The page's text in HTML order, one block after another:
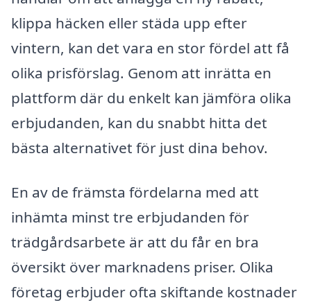
klippa häcken eller städa upp efter
vintern, kan det vara en stor fördel att få
olika prisförslag. Genom att inrätta en
plattform där du enkelt kan jämföra olika
erbjudanden, kan du snabbt hitta det
bästa alternativet för just dina behov.
En av de främsta fördelarna med att
inhämta minst tre erbjudanden för
trädgårdsarbete är att du får en bra
översikt över marknadens priser. Olika
företag erbjuder ofta skiftande kostnader